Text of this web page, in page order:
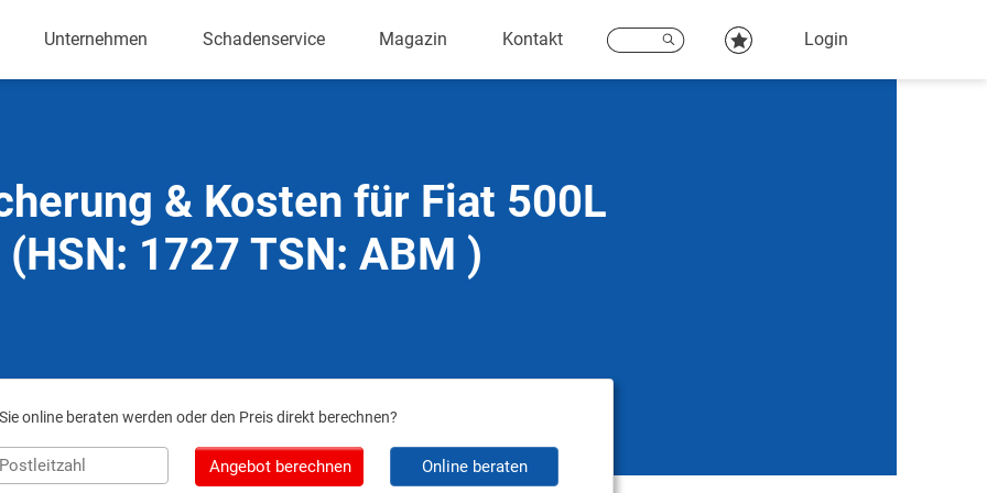
Unternehmen Schadenservice Magazin Kontakt Login
& Kosten für Fiat 500L
(HSN: 1727 TSN: ABM )
online beraten werden oder den Preis direkt berechnen?
Angebot berechnen Online beraten